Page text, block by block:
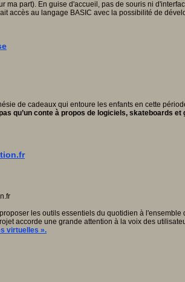
part). En guise d'accueil, pas de souris ni
accès au langage BASIC avec la possibilité de
de cadeaux qui entoure les enfants en cette
qu’un conte à propos de logiciels, skateboards
les outils essentiels du quotidien à
accorde une grande attention à la voix des
virtuelles ».